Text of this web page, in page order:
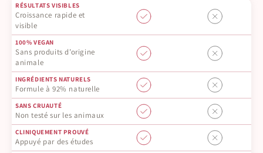
RÉSULTATS VISIBLES
Croissance rapide et
visible
100% VEGAN
Sans produits d’origine
animale
INGRÉDIENTS NATURELS
Formule à 92% naturelle
SANS CRUAUTÉ
Non testé sur les animaux
CLINIQUEMENT PROUVÉ
Appuyé par des études